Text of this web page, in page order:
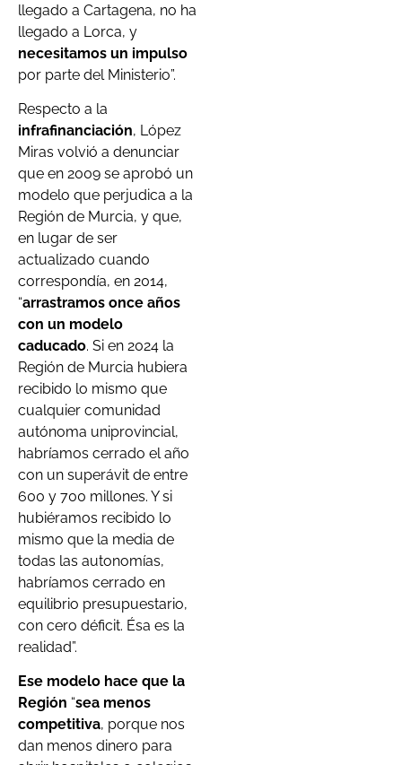
llegado a Cartagena, no ha
llegado a Lorca, y
necesitamos un impulso
por parte del Ministerio”.
Respecto a la
infrafinanciación, López
Miras volvió a denunciar
que en 2009 se aprobó un
modelo que perjudica a la
Región de Murcia, y que,
en lugar de ser
actualizado cuando
correspondía, en 2014,
“arrastramos once años
con un modelo
caducado. Si en 2024 la
Región de Murcia hubiera
recibido lo mismo que
cualquier comunidad
autónoma uniprovincial,
habríamos cerrado el año
con un superávit de entre
600 y 700 millones. Y si
hubiéramos recibido lo
mismo que la media de
todas las autonomías,
habríamos cerrado en
equilibrio presupuestario,
con cero déficit. Ésa es la
realidad”.
Ese modelo hace que la
Región “sea menos
competitiva, porque nos
dan menos dinero para